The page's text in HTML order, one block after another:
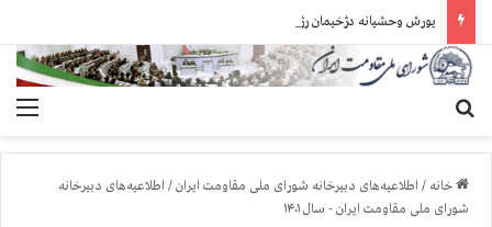
خانه / اطلاعیه‌های دبیرخانه شورای ملی مقاومت ایران/ اطلاعیه‌های دبیرخانه
شورای ملی مقاومت ایران - سال ۱۴۰۱